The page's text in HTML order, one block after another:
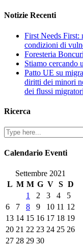
Notizie Recenti
First Needs First:
condizioni di
Foresteria
Stiamo cercando
Patto UE su
diritti dei minori
dei flussi migratori
Ricerca
Calendario Eventi
Settembre 2021
L M M G V S D
1
2 3 4
5
6
7 8 9 10 11 12
13 14 15 16 17 18 19
20 21 22 23 24 25 26
27 28 29 30